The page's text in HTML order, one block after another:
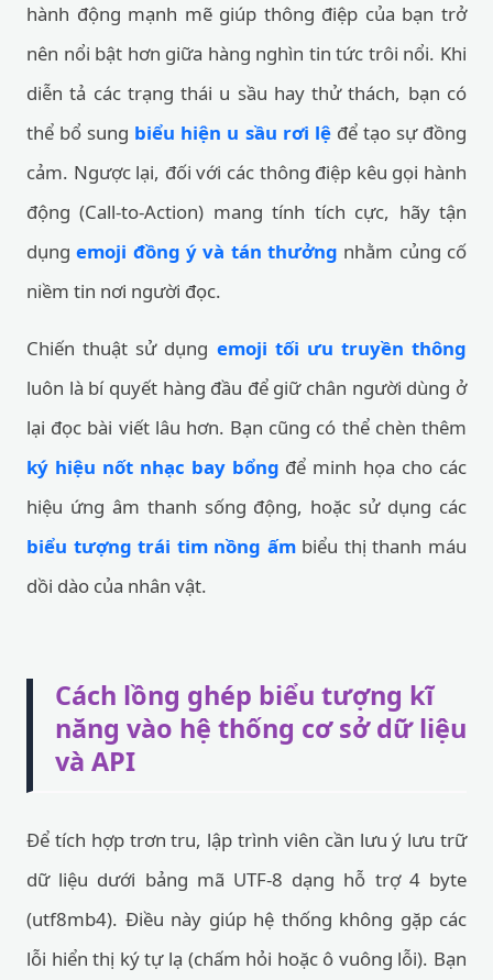
hành động mạnh mẽ giúp thông điệp của bạn trở
nên nổi bật hơn giữa hàng nghìn tin tức trôi nổi. Khi
diễn tả các trạng thái u sầu hay thử thách, bạn có
thể bổ sung biểu hiện u sầu rơi lệđể tạo sự đồng
cảm. Ngược lại, đối với các thông điệp kêu gọi hành
động (Call-to-Action) mang tính tích cực, hãy tận
dụngemoji đồng ý và tán thưởng nhằm củng cố
niềm tin nơi người đọc.
Chiến thuật sử dụng emoji tối ưu truyền thông
luôn là bí quyết hàng đầu để giữ chân người dùng ở
lại đọc bài viết lâu hơn. Bạn cũng có thể chèn thêm
ký hiệu nốt nhạc bay bổng để minh họa cho các
hiệu ứng âm thanh sống động, hoặc sử dụng các
biểu tượng trái tim nồng ấmbiểu thị thanh máu
dồi dào của nhân vật.
Cách lồng ghép biểu tượng kĩ
năng vào hệ thống cơ sở dữ liệu
và API
Để tích hợp trơn tru, lập trình viên cần lưu ý lưu trữ
dữ liệu dưới bảng mã UTF-8 dạng hỗ trợ 4 byte
(utf8mb4). Điều này giúp hệ thống không gặp các
lỗi hiển thị ký tự lạ (chấm hỏi hoặc ô vuông lỗi). Bạn